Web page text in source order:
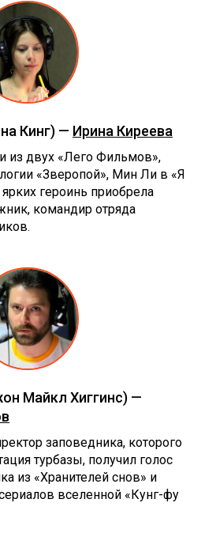
Кинг) — Ирина Киреева
из двух «Лего Фильмов»,
«Зверопой», Мин Ли в «Я
героинь приобрела
командир отряда
Майкл Хиггинс) —
заповедника, которого
турбазы, получил голос
из «Хранителей снов» и
вселенной «Кунг-фу